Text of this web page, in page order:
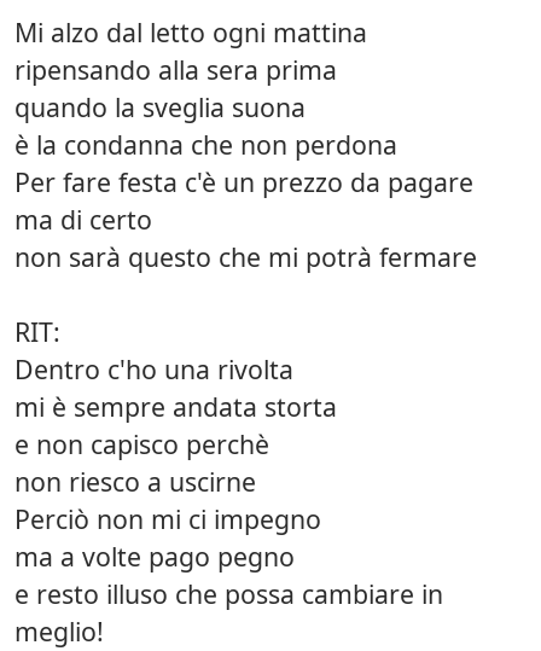
Mi alzo dal letto ogni mattina
ripensando alla sera prima
quando la sveglia suona
è la condanna che non perdona
Per fare festa c'è un prezzo da pagare
ma di certo
non sarà questo che mi potrà fermare
RIT:
Dentro c'ho una rivolta
mi è sempre andata storta
e non capisco perchè
non riesco a uscirne
Perciò non mi ci impegno
ma a volte pago pegno
e resto illuso che possa cambiare in
meglio!